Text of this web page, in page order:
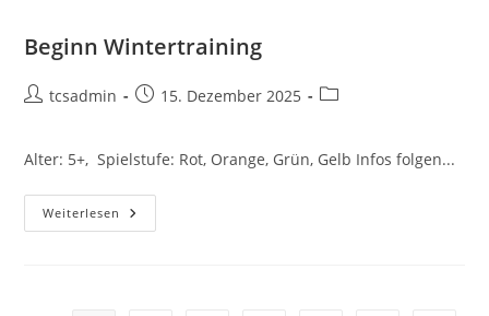
Beginn Wintertraining
Beitrags-
tcsadmin
Beitrag15. Dezember 2025
Beitrags-
Alter: 5+, Spielstufe: Rot, Orange, Grün, Gelb Infos folgen...
Weiterlesen Beginn
Wintertraining